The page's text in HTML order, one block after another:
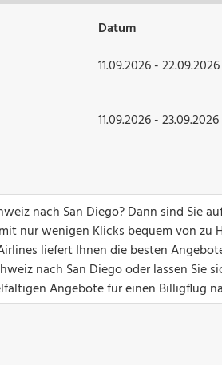
Datum
11.09.2026 - 22.09.2026
11.09.2026 - 23.09.2026
nach San Diego? Dann sind Sie
nur wenigen Klicks bequem von zu
liefert Ihnen die besten
nach San Diego oder lassen Sie
Angebote für einen Billigflug